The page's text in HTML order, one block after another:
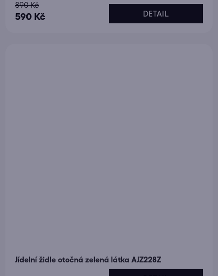
590 Kč
890 Kč
DETAIL
Jídelní židle otočná zelená látka AJZ228Z